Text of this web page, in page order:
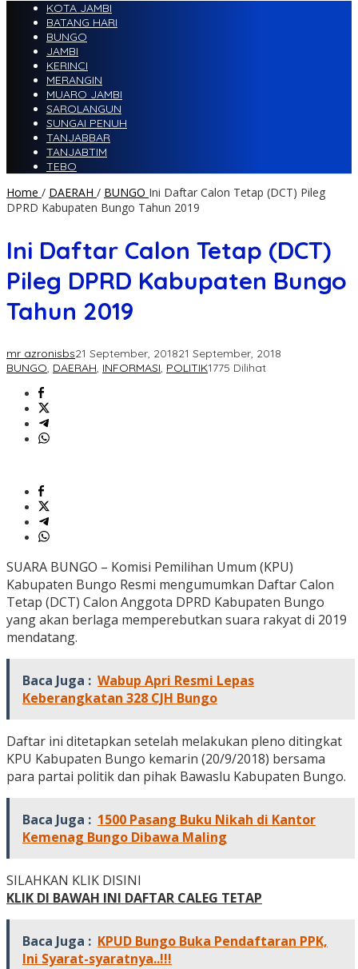
KOTA JAMBI
BATANG HARI
BUNGO
JAMBI
KERINCI
MERANGIN
MUARO JAMBI
SAROLANGUN
SUNGAI PENUH
TANJABBAR
TANJABTIM
TEBO
Home / DAERAH / BUNGO Ini Daftar Calon Tetap (DCT) Pileg
DPRD Kabupaten Bungo Tahun 2019
Ini Daftar Calon Tetap (DCT)
Pileg DPRD Kabupaten Bungo
Tahun 2019
mr azronisbs21 September, 201821 September, 2018
BUNGO, DAERAH, INFORMASI, POLITIK1775 Dilihat
SUARA BUNGO – Komisi Pemilihan Umum (KPU)
Kabupaten Bungo Resmi mengumumkan Daftar Calon
Tetap (DCT) Calon Anggota DPRD Kabupaten Bungo
yang akan berlaga memperebutkan suara rakyat di 2019
mendatang.
Baca Juga : Wabup Apri Resmi Lepas
Keberangkatan 328 CJH Bungo
Daftar ini ditetapkan setelah melakukan pleno ditingkat
KPU Kabupaten Bungo kemarin (20/9/2018) bersama
para partai politik dan pihak Bawaslu Kabupaten Bungo.
Baca Juga : 1500 Pasang Buku Nikah di Kantor
Kemenag Bungo Dibawa Maling
SILAHKAN KLIK DISINI
KLIK DI BAWAH INI DAFTAR CALEG TETAP
Baca Juga : KPUD Bungo Buka Pendaftaran PPK,
Ini Syarat-syaratnya..!!!